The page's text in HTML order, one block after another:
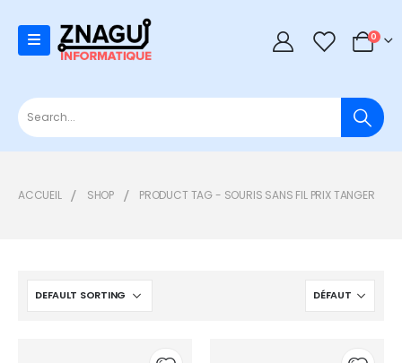
0 0
ACCUEIL SHOP PRODUCT TAG - SOURIS SANS FIL PRIX TANGER